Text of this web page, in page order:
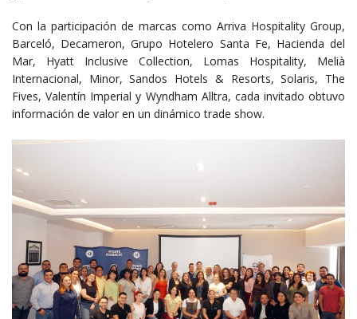
Con la participación de marcas como Arriva Hospitality Group,
Barceló, Decameron, Grupo Hotelero Santa Fe, Hacienda del
Mar, Hyatt Inclusive Collection, Lomas Hospitality, Melià
Internacional, Minor, Sandos Hotels & Resorts, Solaris, The
Fives, Valentín Imperial y Wyndham Alltra, cada invitado obtuvo
información de valor en un dinámico trade show.